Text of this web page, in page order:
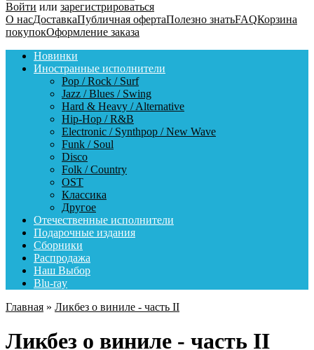
Войти или зарегистрироваться
О насДоставкаПубличная офертаПолезно знатьFAQКорзина
покупокОформление заказа
Новинки
Иностранные исполнители
Pop / Rock / Surf
Jazz / Blues / Swing
Hard & Heavy / Alternative
Hip-Hop / R&B
Electronic / Synthpop / New Wave
Funk / Soul
Disco
Folk / Country
OST
Классика
Другое
Отечественные исполнители
Подарочные издания
Сборники
Распродажа
Наш Выбор
Blu-ray
Главная » Ликбез о виниле - часть II
Ликбез о виниле - часть II